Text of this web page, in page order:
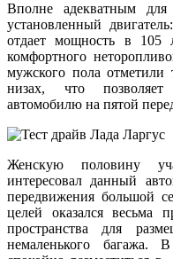
Вполне адекватным для
установленный
отдает мощность в 105
комфортного
мужского пола отметили
низах, что
автомобилю на пятой
Женскую половину
интересовал данный
передвижения большой
целей оказался весьма
пространства для
немаленького багажа.